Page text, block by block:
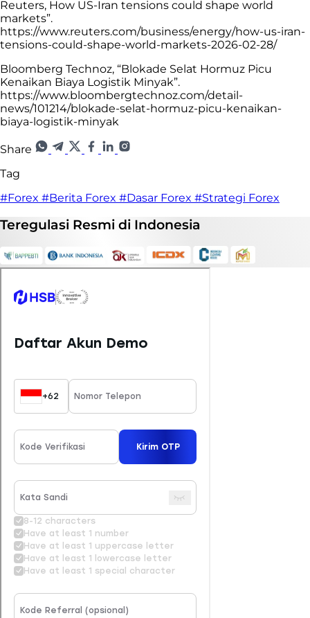
Reuters, How US-Iran tensions could shape world
markets”.
https://www.reuters.com/business/energy/how-us-iran-
tensions-could-shape-world-markets-2026-02-28/
Bloomberg Technoz, “Blokade Selat Hormuz Picu
Kenaikan Biaya Logistik Minyak”.
https://www.bloombergtechnoz.com/detail-
news/101214/blokade-selat-hormuz-picu-kenaikan-
biaya-logistik-minyak
Share
Tag
#Forex #Berita Forex #Dasar Forex #Strategi Forex
Teregulasi Resmi di Indonesia